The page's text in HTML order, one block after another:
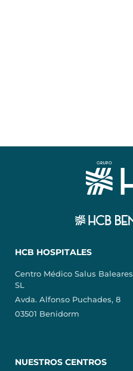
HCB HOSPITALES
Centro Médico Salus Baleares
SL
Avda. Alfonso Puchades, 8
03501 Benidorm
NUESTROS CENTROS